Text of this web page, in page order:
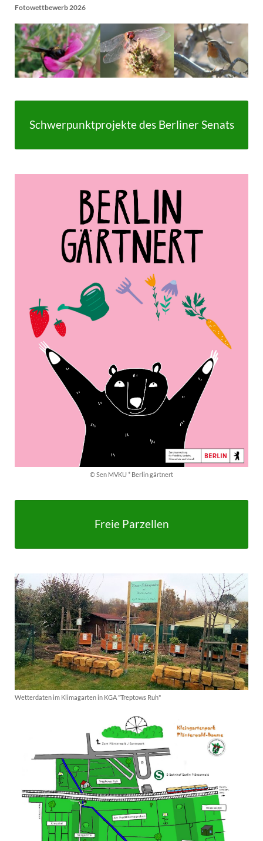
Fotowettbewerb 2026
Schwerpunktprojekte des Berliner Senats
© Sen MVKU * Berlin gärtnert
Freie Parzellen
Wetterdaten im Klimagarten in KGA "Treptows Ruh"